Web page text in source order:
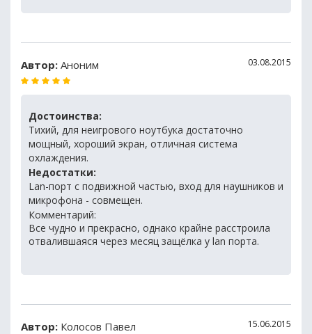
Автор: Аноним 03.08.2015
Достоинства:
Тихий, для неигрового ноутбука достаточно
мощный, хороший экран, отличная система
охлаждения.
Недостатки:
Lan-порт с подвижной частью, вход для наушников и
микрофона - совмещен.
Комментарий:
Все чудно и прекрасно, однако крайне расстроила
отвалившаяся через месяц защёлка у lan порта.
Автор: Колосов Павел 15.06.2015